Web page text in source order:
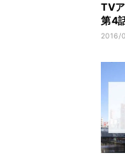
TV
第4
を紹
2016/